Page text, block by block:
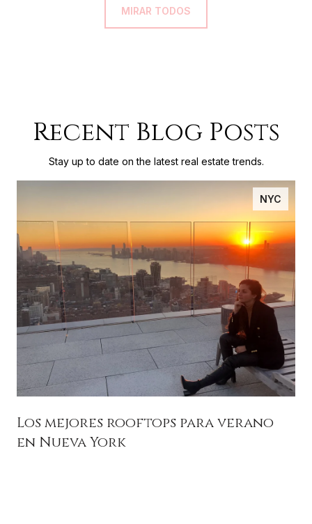
MIRAR TODOS
Recent Blog Posts
Stay up to date on the latest real estate trends.
NYC
Los mejores rooftops para verano
en Nueva York